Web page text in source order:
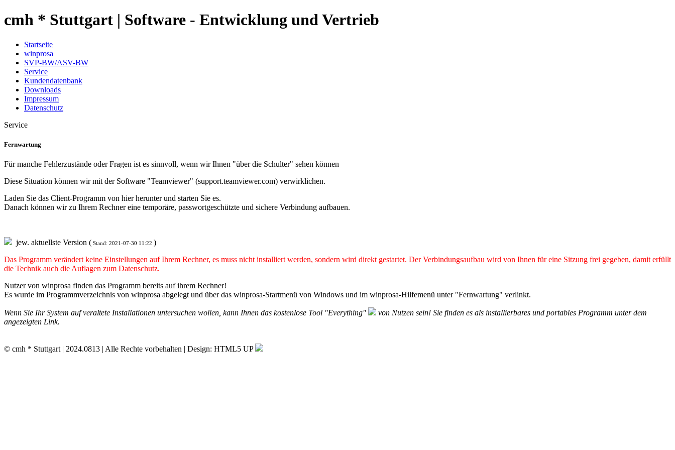
cmh * Stuttgart | Software - Entwicklung und Vertrieb
Startseite
winprosa
SVP-BW/ASV-BW
Service
Kundendatenbank
Downloads
Impressum
Datenschutz
Service
Fernwartung
Für manche Fehlerzustände oder Fragen ist es sinnvoll, wenn wir Ihnen "über die Schulter" sehen können
Diese Situation können wir mit der Software "Teamviewer" (support.teamviewer.com) verwirklichen.
Laden Sie das Client-Programm von hier herunter und starten Sie es.
Danach können wir zu Ihrem Rechner eine temporäre, passwortgeschützte und sichere Verbindung aufbauen.
jew. aktuellste Version ( Stand: 2021-07-30 11:22 )
Das Programm verändert keine Einstellungen auf Ihrem Rechner, es muss nicht installiert werden, sondern wird direkt gestartet. Der Verbindungsaufbau wird von Ihnen für eine Sitzung frei gegeben, damit erfüllt
die Technik auch die Auflagen zum Datenschutz.
Nutzer von winprosa finden das Programm bereits auf ihrem Rechner!
Es wurde im Programmverzeichnis von winprosa abgelegt und über das winprosa-Startmenü von Windows und im winprosa-Hilfemenü unter "Fernwartung" verlinkt.
Wenn Sie Ihr System auf veraltete Installationen untersuchen wollen, kann Ihnen das kostenlose Tool "Everything"
von Nutzen sein! Sie finden es als installierbares und portables Programm unter dem
angezeigten Link.
© cmh * Stuttgart | 2024.0813 | Alle Rechte vorbehalten | Design: HTML5 UP